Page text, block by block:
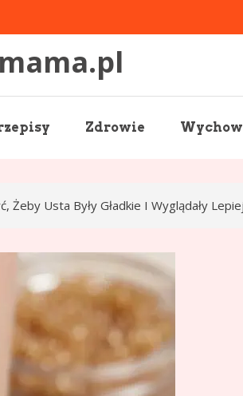
Zdrowie
Żeby Usta Były Gładkie I Wyglądały